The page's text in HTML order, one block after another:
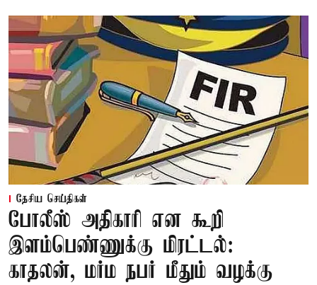
தேசிய செய்திகள்
போலீஸ் அதிகாரி என கூறி
இளம்பெண்ணுக்கு மிரட்டல்:
காதலன், மர்ம நபர் மீதும் வழக்கு